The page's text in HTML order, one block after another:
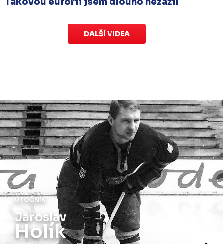
Takovou euforii jsem dlouho nezažil
DALŠÍ VIDEA
ÚTOČNÍK
Jiří
Holík